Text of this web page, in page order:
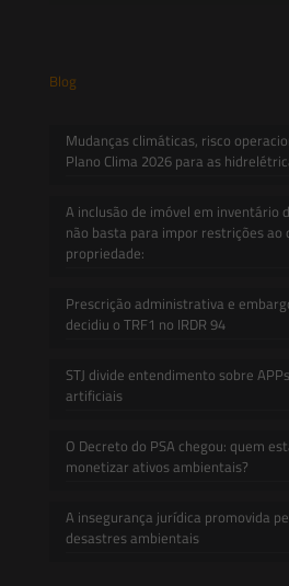
Blog
Mudanças climáticas, risco
Plano Clima 2026 para as
A inclusão de imóvel em inventário
não basta para impor restrições ao
propriedade:
Prescrição administrativa e
decidiu o TRF1 no IRDR 94
STJ divide entendimento sobre
artificiais
O Decreto do PSA chegou: quem
monetizar ativos ambientais?
A insegurança jurídica promovida
desastres ambientais